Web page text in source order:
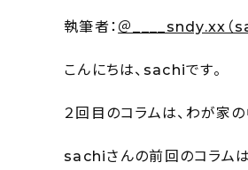
執筆者： ＠____sndy.xx（
こんにちは、sachiです。
２回目のコラムは、わが家
sachiさんの前回のコラム